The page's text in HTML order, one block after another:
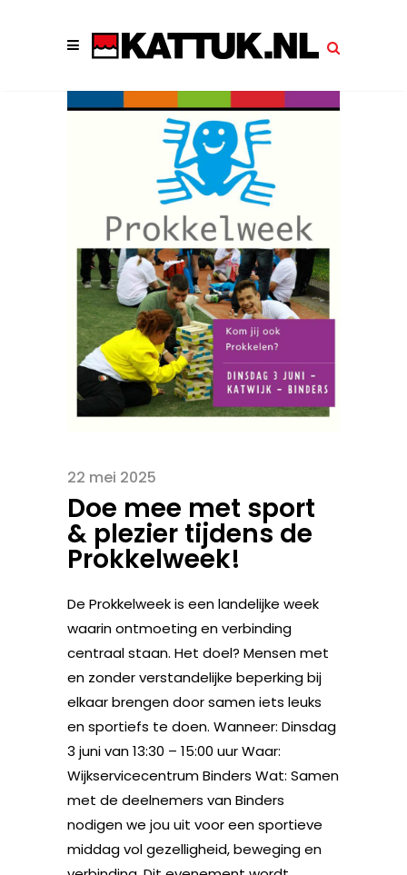
22 mei 2025
Doe mee met sport
& plezier tijdens de
Prokkelweek!
De Prokkelweek is een landelijke week
waarin ontmoeting en verbinding
centraal staan. Het doel? Mensen met
en zonder verstandelijke beperking bij
elkaar brengen door samen iets leuks
en sportiefs te doen. Wanneer: Dinsdag
3 juni van 13:30 – 15:00 uur Waar:
Wijkservicecentrum Binders Wat: Samen
met de deelnemers van Binders
nodigen we jou uit voor een sportieve
middag vol gezelligheid, beweging en